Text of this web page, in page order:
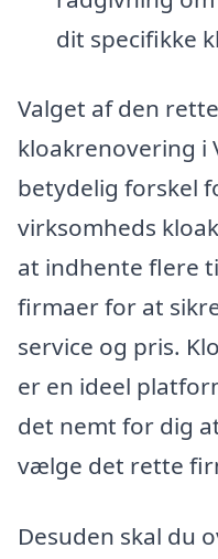
dit specifikke
Valget af den
kloakrenovering i
betydelig forskel
virksomheds
at indhente flere
firmaer for at
service og pris.
er en ideel
det nemt for dig
vælge det rette
Desuden skal du